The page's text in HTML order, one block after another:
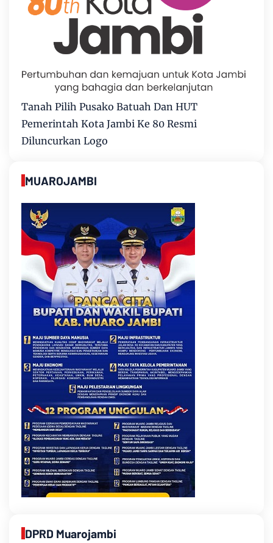
Tanah Pilih Pusako Batuah Dan HUT
Pemerintah Kota Jambi Ke 80 Resmi
Diluncurkan Logo
MUAROJAMBI
DPRD Muarojambi